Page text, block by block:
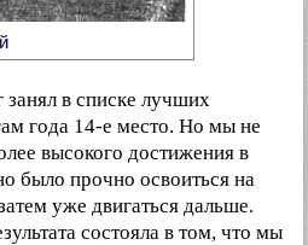
занял в списке лучших
года 14-е место. Но мы не
высокого достижения в
было прочно освоиться на
уже двигаться дальше.
состояла в том, что мы